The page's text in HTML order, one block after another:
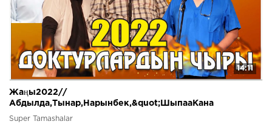
14:11
Жаңы2022//
Абдылда,Тынар,Нарынбек,&quot;ШыпааКана
чыры&quot;Абдылда алдын ала билген экен
Super Tamashalar